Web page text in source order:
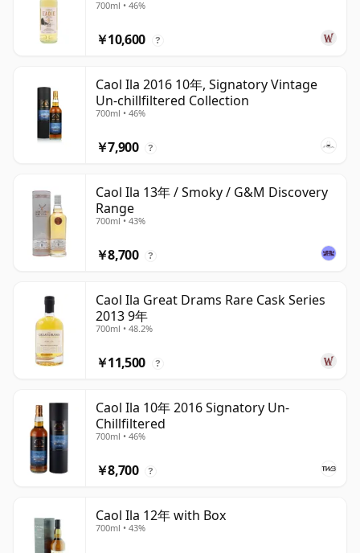
700ml • 46%
￥10,600 ?
Caol Ila 2016 10年, Signatory Vintage
Un-chillfiltered Collection
700ml • 46%
￥7,900 ?
Caol Ila 13年 / Smoky / G&M Discovery
Range
700ml • 43%
￥8,700 ?
Caol Ila Great Drams Rare Cask Series
2013 9年
700ml • 48.2%
￥11,500 ?
Caol Ila 10年 2016 Signatory Un-
Chillfiltered
700ml • 46%
￥8,700 ?
Caol Ila 12年 with Box
700ml • 43%